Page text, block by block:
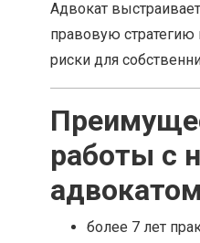
Адвокат
правовую
риски для
работы с
адвокатом
более 7 лет